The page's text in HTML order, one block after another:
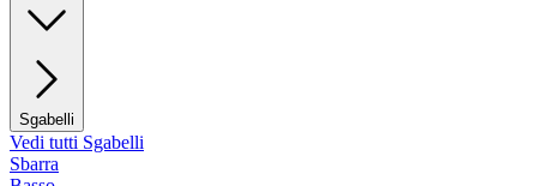
Sgabelli
Vedi tutti Sgabelli
Sbarra